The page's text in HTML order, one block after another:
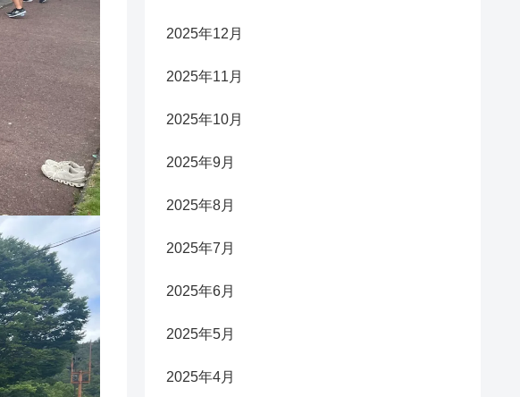
2025年12月
2025年11月
2025年10月
2025年9月
2025年8月
2025年7月
2025年6月
2025年5月
2025年4月